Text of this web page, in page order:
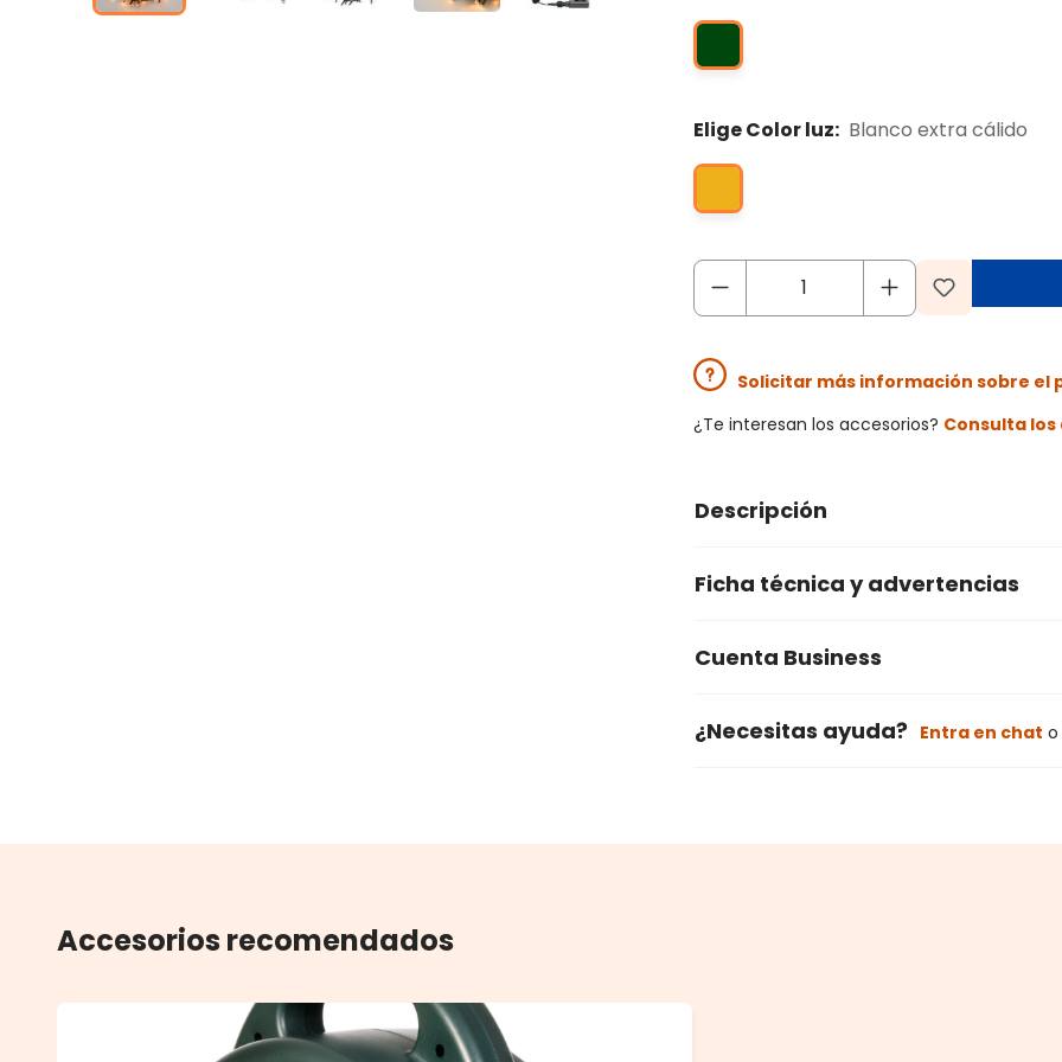
Elige Color luz: Blanco extra cálido
Solicitar más información sobre el
¿Te interesan los accesorios? Consulta
Descripción
Ficha técnica y advertencias
Cuenta Business
¿Necesitas ayuda? Entra en chat o
Accesorios recomendados